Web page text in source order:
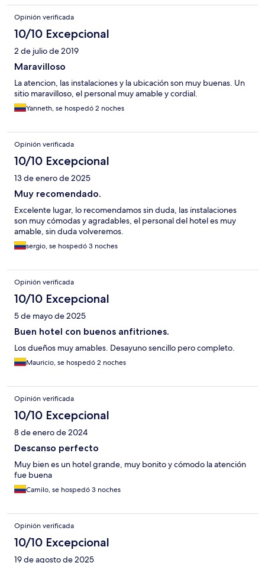
Opinión verificada
10/10 Excepcional
2 de julio de 2019
Maravilloso
La atencion, las instalaciones y la ubicación son muy buenas. Un
sitio maravilloso, el personal muy amable y cordial.
Yanneth, se hospedó 2 noches
Opinión verificada
10/10 Excepcional
13 de enero de 2025
Muy recomendado.
Excelente lugar, lo recomendamos sin duda, las instalaciones
son muy cómodas y agradables, el personal del hotel es muy
amable, sin duda volveremos.
sergio, se hospedó 3 noches
Opinión verificada
10/10 Excepcional
5 de mayo de 2025
Buen hotel con buenos anfitriones.
Los dueños muy amables. Desayuno sencillo pero completo.
Mauricio, se hospedó 2 noches
Opinión verificada
10/10 Excepcional
8 de enero de 2024
Descanso perfecto
Muy bien es un hotel grande, muy bonito y cómodo la atención
fue buena
Camilo, se hospedó 3 noches
Opinión verificada
10/10 Excepcional
19 de agosto de 2025